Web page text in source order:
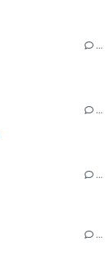
…
…
…
…